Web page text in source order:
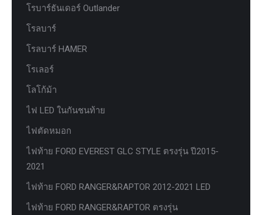
โรบาร์ธันเดอร์ Outlander
โรลบาร์
โรลบาร์ HAMER
โรเลอร์
โลโก้ม้า
ไฟ LED ในกันชนท้าย
ไฟตัดหมอก
ไฟท้าย FORD EVEREST GLC STYLE ตรงรุ่น ปี2015-
2021
ไฟท้าย FORD RANGER&RAPTOR 2012-2021 LED
ไฟท้าย FORD RANGER&RAPTOR ตรงรุ่น